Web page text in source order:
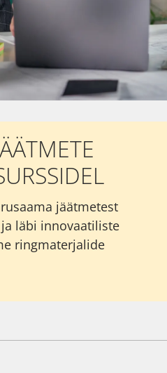
jäätmetest
läbi innovaatiliste
ringmaterjalide